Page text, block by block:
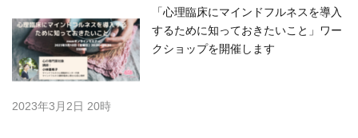
「心理臨床にマインドフルネスを導入
するために知っておきたいこと」ワー
クショップを開催します
2023年3月2日 20時